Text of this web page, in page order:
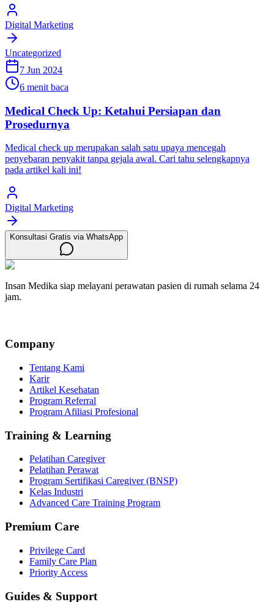
Digital Marketing
Uncategorized
7 Jun 2024
6 menit baca
Medical Check Up: Ketahui Persiapan dan
Prosedurnya
Medical check up merupakan salah satu upaya mencegah
penyebaran penyakit tanpa gejala awal. Cari tahu selengkapnya
pada artikel kali ini!
Digital Marketing
Konsultasi Gratis via WhatsApp
Insan Medika siap melayani perawatan pasien di rumah selama 24
jam.
Company
Tentang Kami
Karir
Artikel Kesehatan
Program Referral
Program Afiliasi Profesional
Training & Learning
Pelatihan Caregiver
Pelatihan Perawat
Program Sertifikasi Caregiver (BNSP)
Kelas Industri
Advanced Care Training Program
Premium Care
Privilege Card
Family Care Plan
Priority Access
Guides & Support